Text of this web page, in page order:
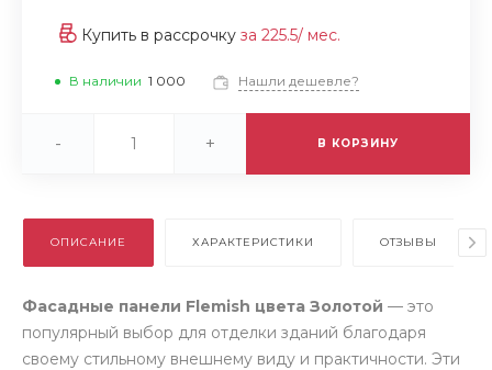
Купить в рассрочку за 225.5/ мес.
В наличии 1 000 Нашли дешевле?
- + В КОРЗИНУ
ОПИСАНИЕ ХАРАКТЕРИСТИКИ ОТЗЫВЫ
Фасадные панели Flemish цвета Золотой — это
популярный выбор для отделки зданий благодаря
своему стильному внешнему виду и практичности. Эти